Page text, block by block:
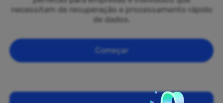
necessitam de recuperação e processamento rápido
de dados.
Começar